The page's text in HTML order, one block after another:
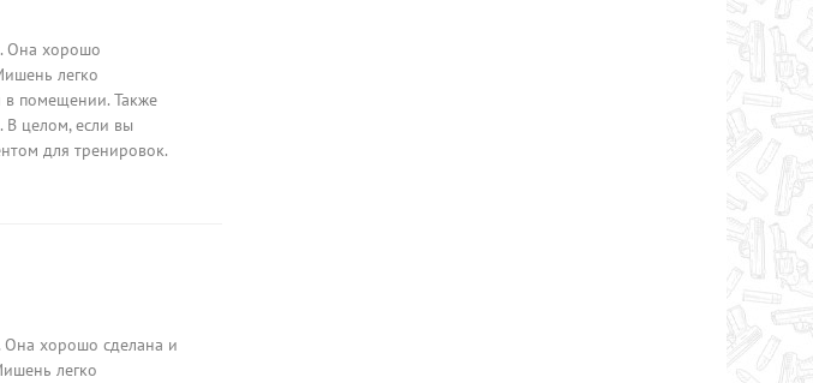
Она хорошо
легко
в помещении. Также
В целом, если вы
для тренировок.
Она хорошо сделана и
легко